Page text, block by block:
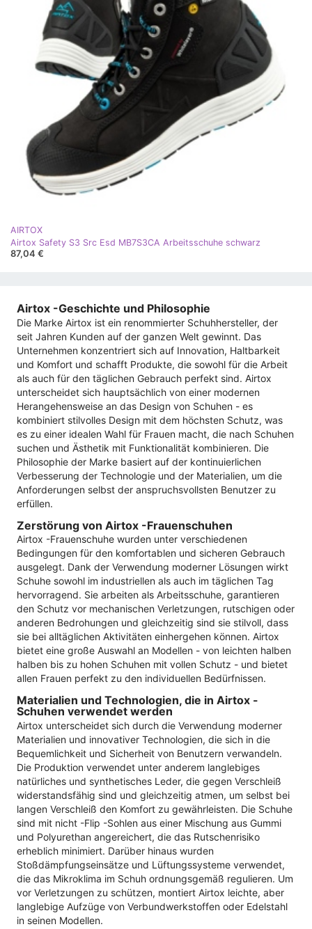
AIRTOX
Airtox Safety S3 Src Esd MB7S3CA Arbeitsschuhe schwarz
87,04 €
Airtox -Geschichte und Philosophie
Die Marke Airtox ist ein renommierter Schuhhersteller, der
seit Jahren Kunden auf der ganzen Welt gewinnt. Das
Unternehmen konzentriert sich auf Innovation, Haltbarkeit
und Komfort und schafft Produkte, die sowohl für die Arbeit
als auch für den täglichen Gebrauch perfekt sind. Airtox
unterscheidet sich hauptsächlich von einer modernen
Herangehensweise an das Design von Schuhen - es
kombiniert stilvolles Design mit dem höchsten Schutz, was
es zu einer idealen Wahl für Frauen macht, die nach Schuhen
suchen und Ästhetik mit Funktionalität kombinieren. Die
Philosophie der Marke basiert auf der kontinuierlichen
Verbesserung der Technologie und der Materialien, um die
Anforderungen selbst der anspruchsvollsten Benutzer zu
erfüllen.
Zerstörung von Airtox -Frauenschuhen
Airtox -Frauenschuhe wurden unter verschiedenen
Bedingungen für den komfortablen und sicheren Gebrauch
ausgelegt. Dank der Verwendung moderner Lösungen wirkt
Schuhe sowohl im industriellen als auch im täglichen Tag
hervorragend. Sie arbeiten als Arbeitsschuhe, garantieren
den Schutz vor mechanischen Verletzungen, rutschigen oder
anderen Bedrohungen und gleichzeitig sind sie stilvoll, dass
sie bei alltäglichen Aktivitäten einhergehen können. Airtox
bietet eine große Auswahl an Modellen - von leichten halben
halben bis zu hohen Schuhen mit vollen Schutz - und bietet
allen Frauen perfekt zu den individuellen Bedürfnissen.
Materialien und Technologien, die in Airtox -
Schuhen verwendet werden
Airtox unterscheidet sich durch die Verwendung moderner
Materialien und innovativer Technologien, die sich in die
Bequemlichkeit und Sicherheit von Benutzern verwandeln.
Die Produktion verwendet unter anderem langlebiges
natürliches und synthetisches Leder, die gegen Verschleiß
widerstandsfähig sind und gleichzeitig atmen, um selbst bei
langen Verschleiß den Komfort zu gewährleisten. Die Schuhe
sind mit nicht -Flip -Sohlen aus einer Mischung aus Gummi
und Polyurethan angereichert, die das Rutschenrisiko
erheblich minimiert. Darüber hinaus wurden
Stoßdämpfungseinsätze und Lüftungssysteme verwendet,
die das Mikroklima im Schuh ordnungsgemäß regulieren. Um
vor Verletzungen zu schützen, montiert Airtox leichte, aber
langlebige Aufzüge von Verbundwerkstoffen oder Edelstahl
in seinen Modellen.